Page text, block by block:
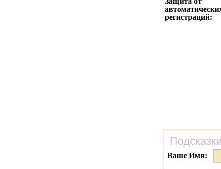
регистраций:
Ваше Имя: